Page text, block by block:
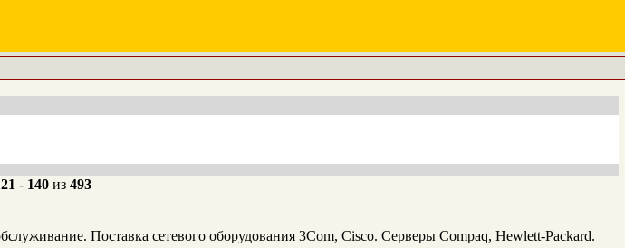
- 140из 493
Поставка сетевого оборудования 3Com, Cisco. Серверы Compaq, Hewlett-Packard.